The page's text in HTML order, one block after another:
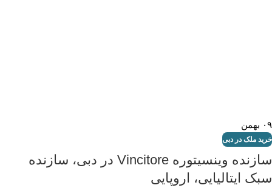
۰۹ بهمن
خرید ملک در دبی
سازنده وینسیتوره Vincitore در دبی، سازنده
سبک ایتالیایی، اروپایی